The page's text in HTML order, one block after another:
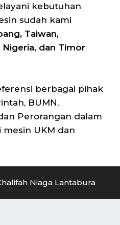
kebutuhan
sudah kami
Taiwan,
dan Timor
berbagai pihak
BUMN,
Perorangan dalam
UKM dan
Niaga Lantabura